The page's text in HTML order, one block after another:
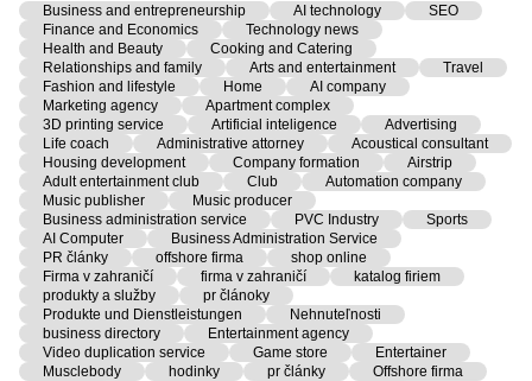
Business and entrepreneurship AI technology
SEO
Finance and Economics
Technology news
Health and Beauty
Cooking and Catering
Relationships and family
Arts and entertainment
Travel
Fashion and lifestyle
Home
AI company
Marketing agency
Apartment complex
3D printing service
Artificial inteligence
Advertising
Life coach
Administrative attorney
Acoustical consultant
Housing development
Company formation
Airstrip
Adult entertainment club
Club
Automation company
Music publisher
Music producer
Business administration service
PVC Industry
Sports
AI Computer
Business Administration Service
PR články
offshore firma
shop online
Firma v zahraničí
firma v zahraničí
katalog firiem
produkty a služby
pr článoky
Produkte und Dienstleistungen
Nehnuteľnosti
business directory
Entertainment agency
Video duplication service
Game store
Entertainer
Musclebody
hodinky pr články
Offshore firma